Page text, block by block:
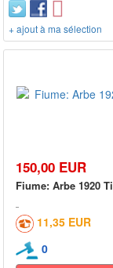
+ ajout à ma sélection
150,00 EUR
Fiume: Arbe 1920
11,35 EUR
0